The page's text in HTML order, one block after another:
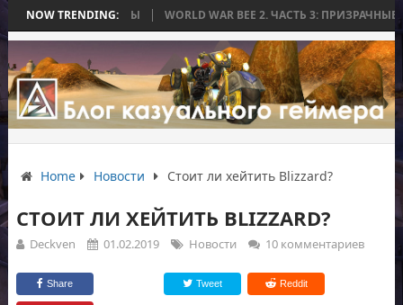
NOW TRENDING:
БЕЗ БИТВЫ WORLD WAR BEE 2. ЧАСТЬ 3: ПРИЗРАЧНЫЕ
Home Новости Стоит ли хейтить Blizzard?
СТОИТ ЛИ ХЕЙТИТЬ BLIZZARD?
Deckven 01.02.2019 Новости 10 комментариев
Share Tweet Reddit